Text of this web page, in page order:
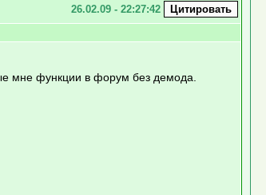
26.02.09 - 22:27:42
мне функции в форум без демода.